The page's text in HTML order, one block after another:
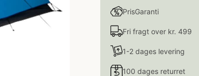
PrisGaranti
Fri fragt over kr. 499
1-2 dages levering
100 dages returret